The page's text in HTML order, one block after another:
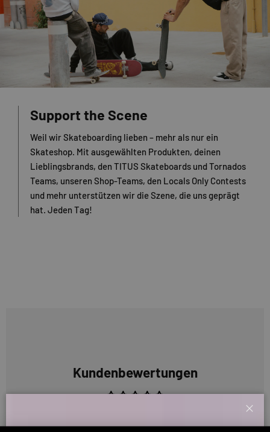
Support the Scene
Weil wir Skateboarding lieben – mehr als nur ein
Skateshop. Mit ausgewählten Produkten, deinen
Lieblingsbrands, den TITUS Skateboards und Tornados
Teams, unseren Shop-Teams, den Locals Only Contests
und mehr unterstützen wir die Szene, die uns geprägt
hat. Jeden Tag!
Kundenbewertungen